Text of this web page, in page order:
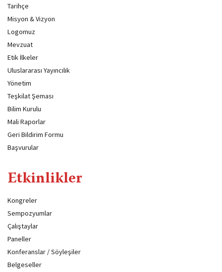
Tarihçe
Misyon & Vizyon
Logomuz
Mevzuat
Etik İlkeler
Uluslararası Yayıncılık
Yönetim
Teşkilat Şeması
Bilim Kurulu
Mali Raporlar
Geri Bildirim Formu
Başvurular
Etkinlikler
Kongreler
Sempozyumlar
Çalıştaylar
Paneller
Konferanslar / Söyleşiler
Belgeseller